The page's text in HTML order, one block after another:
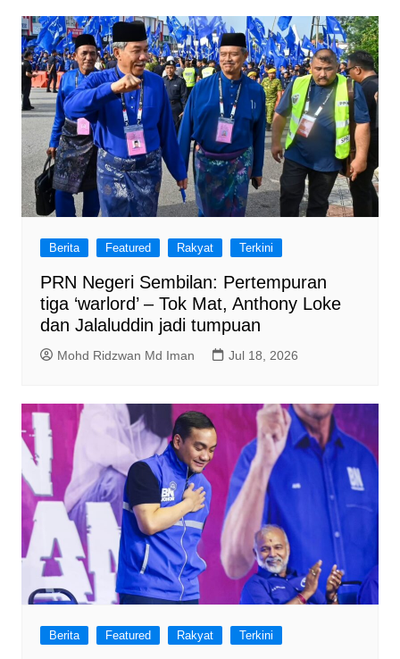
Berita Featured Rakyat Terkini
PRN Negeri Sembilan: Pertempuran
tiga ‘warlord’ – Tok Mat, Anthony Loke
dan Jalaluddin jadi tumpuan
Mohd Ridzwan Md Iman Jul 18, 2026
Berita Featured Rakyat Terkini